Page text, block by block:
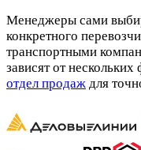
Менеджеры сами
конкретного
транспортными
зависят от
отдел продаж для